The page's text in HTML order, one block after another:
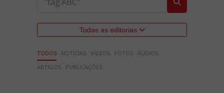
Todas as editorias
TODOS NOTÍCIAS VÍDEOS FOTOS ÁUDIOS
ARTIGOS
PUBLICAÇÕES